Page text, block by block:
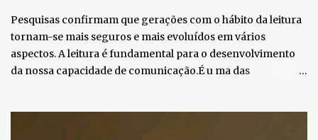
Pesquisas confirmam que gerações com o hábito da leitura
tornam-se mais seguros e mais evoluídos em vários
aspectos. A leitura é fundamental para o desenvolvimento
da nossa capacidade de comunicação.É u ma das